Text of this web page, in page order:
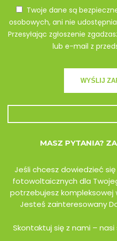
Twoje dane są
osobowych, ani nie
Przesyłając zgłoszenie
lub e-mail z
MASZ PYTANIA?
Jeśli chcesz dowiedzieć
fotowoltaicznych dla
potrzebujesz kompleksowej
Jesteś zainteresowany
Skontaktuj się z nami –